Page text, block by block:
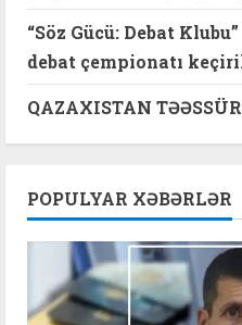
“Söz Gücü: Debat
debat çempionatı
QAZAXISTAN
POPULYAR XƏBƏRLƏR